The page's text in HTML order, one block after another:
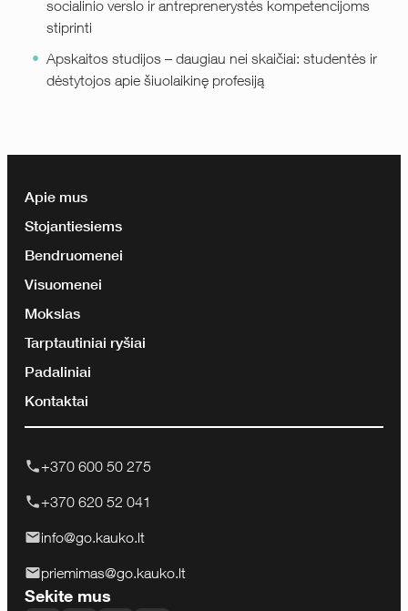
socialinio verslo ir antreprenerystės kompetencijoms
stiprinti
Apskaitos studijos – daugiau nei skaičiai: studentės ir
dėstytojos apie šiuolaikinę profesiją
Apie mus
Stojantiesiems
Bendruomenei
Visuomenei
Mokslas
Tarptautiniai ryšiai
Padaliniai
Kontaktai
+370 600 50 275
+370 620 52 041
info@go.kauko.lt
priemimas@go.kauko.lt
Sekite mus